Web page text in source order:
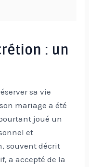
: un
sa vie
mariage a été
joué un
et
souvent décrit
a accepté de la